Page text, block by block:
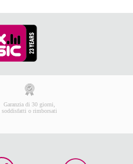
Garanzia di 30 giorni,
soddisfatti o rimborsati